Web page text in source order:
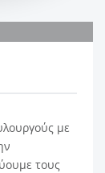
με
τους